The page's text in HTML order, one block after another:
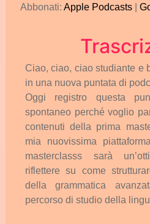
Spotify
LINK
Abbonati: Apple Podcasts
Ciao, ciao, ciao studiante e
in una nuova puntata di
Oggi
registro questa
spontaneo perché voglio
contenuti della prima
mia
nuovissima
masterclasss
sarà
riflettere su come
della
grammatica
percorso di studio della